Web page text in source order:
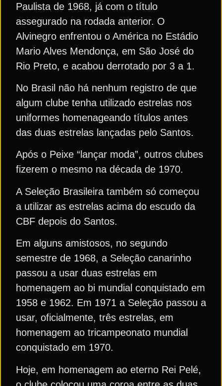
Paulista de 1968, já com o título
assegurado na rodada anterior. O
Alvinegro enfrentou o América no Estádio
Mario Alves Mendonça, em São José do
Rio Preto, e acabou derrotado por 3 a 1.
No Brasil não há nenhum registro de que
algum clube tenha utilizado estrelas nos
uniformes homenageando títulos antes
das duas estrelas lançadas pelo Santos.
Após o Peixe “lançar moda”, outros clubes
fizerem o mesmo na década de 1970.
A Seleção Brasileira também só começou
a utilizar as estrelas acima do escudo da
CBF depois do Santos.
Em alguns amistosos, no segundo
semestre de 1968, a Seleção canarinho
passou a usar duas estrelas em
homenagem ao bi mundial conquistado em
1958 e 1962. Em 1971 a Seleção passou a
usar, oficialmente, três estrelas, em
homenagem ao tricampeonato mundial
conquistado em 1970.
Hoje, em homenagem ao eterno Rei Pelé,